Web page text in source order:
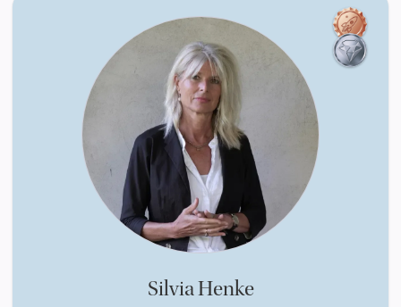
Silvia Henke